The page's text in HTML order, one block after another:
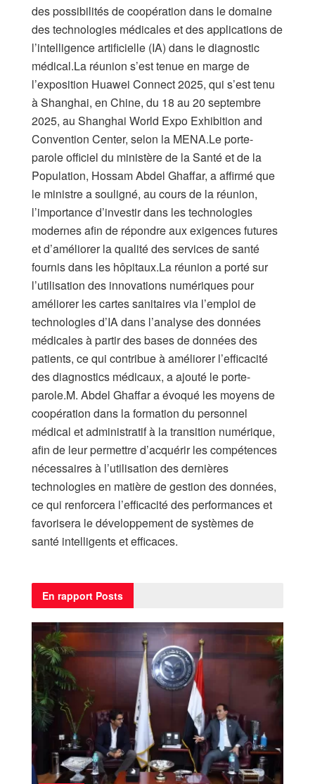
des possibilités de coopération dans le domaine
des technologies médicales et des applications de
l’intelligence artificielle (IA) dans le diagnostic
médical.La réunion s’est tenue en marge de
l’exposition Huawei Connect 2025, qui s’est tenu
à Shanghai, en Chine, du 18 au 20 septembre
2025, au Shanghai World Expo Exhibition and
Convention Center, selon la MENA.Le porte-
parole officiel du ministère de la Santé et de la
Population, Hossam Abdel Ghaffar, a affirmé que
le ministre a souligné, au cours de la réunion,
l’importance d’investir dans les technologies
modernes afin de répondre aux exigences futures
et d’améliorer la qualité des services de santé
fournis dans les hôpitaux.La réunion a porté sur
l’utilisation des innovations numériques pour
améliorer les cartes sanitaires via l’emploi de
technologies d’IA dans l’analyse des données
médicales à partir des bases de données des
patients, ce qui contribue à améliorer l’efficacité
des diagnostics médicaux, a ajouté le porte-
parole.M. Abdel Ghaffar a évoqué les moyens de
coopération dans la formation du personnel
médical et administratif à la transition numérique,
afin de leur permettre d’acquérir les compétences
nécessaires à l’utilisation des dernières
technologies en matière de gestion des données,
ce qui renforcera l’efficacité des performances et
favorisera le développement de systèmes de
santé intelligents et efficaces.
En rapport Posts